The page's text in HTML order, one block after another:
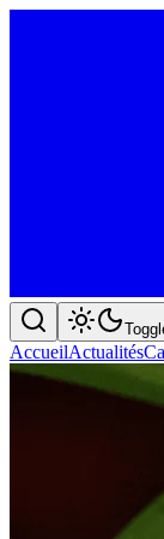
AccueilActualités